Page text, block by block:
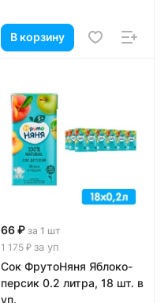
В корзину
66 ₽ за 1 шт
1 175 ₽ за уп
Сок ФрутоНяня Яблоко-
персик 0.2 литра, 18 шт. в
уп.